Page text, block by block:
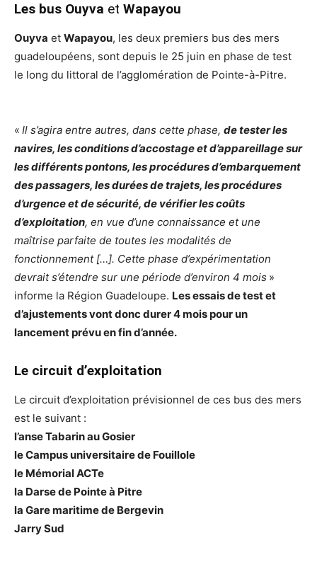
Les bus Ouyva et Wapayou
Ouyva et Wapayou, les deux premiers bus des mers
guadeloupéens, sont depuis le 25 juin en phase de test
le long du littoral de l’agglomération de Pointe-à-Pitre.
« Il s’agira entre autres, dans cette phase, de tester les
navires, les conditions d’accostage et d’appareillage sur
les différents pontons, les procédures d’embarquement
des passagers, les durées de trajets, les procédures
d’urgence et de sécurité, de vérifier les coûts
d’exploitation, en vue d’une connaissance et une
maîtrise parfaite de toutes les modalités de
fonctionnement […]. Cette phase d’expérimentation
devrait s’étendre sur une période d’environ 4 mois »
informe la Région Guadeloupe. Les essaisde test et
d’ajustementsvont donc durer4 moispour un
lancement prévu en fin d’année.
Le circuit d’exploitation
Le circuit d’exploitation prévisionnel de ces bus des mers
est le suivant :
l’anse Tabarin au Gosier
le Campus universitaire de Fouillole
le Mémorial ACTe
la Darse de Pointe à Pitre
la Gare maritime de Bergevin
Jarry Sud